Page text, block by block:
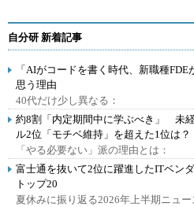
自分研 新着記事
「AIがコードを書く時代、新職種
思う理由
40代だけ少し異なる：
約8割「内定期間中に学ぶべき」 未
ル2位「モチベ維持」を超えた1位は？
「やる必要ない」派の理由とは：
富士通を抜いて2位に躍進したITベン
トップ20
夏休みに振り返る2026年上半期ニュー